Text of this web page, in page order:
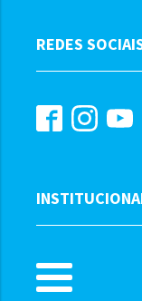
REDES